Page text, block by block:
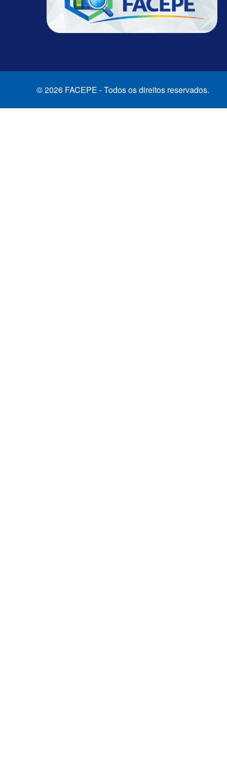
© 2026 FACEPE - Todos os direitos reservados.